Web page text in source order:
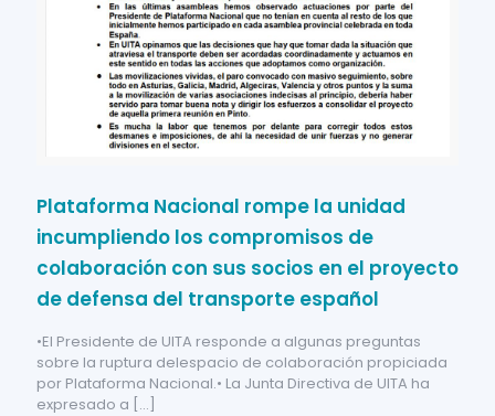
Plataforma Nacional rompe la unidad
incumpliendo los compromisos de
colaboración con sus socios en el proyecto
de defensa del transporte español
•El Presidente de UITA responde a algunas preguntas
sobre la ruptura delespacio de colaboración propiciada
por Plataforma Nacional.• La Junta Directiva de UITA ha
expresado a […]